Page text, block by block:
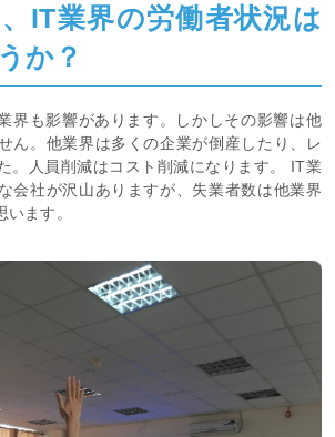
IT業界の労働者状況は
か？
界も影響があります。しかしその影響は他
ん。他業界は多くの企業が倒産したり、レ
。人員削減はコスト削減になります。 IT業
会社が沢山ありますが、失業者数は他業界
ます。